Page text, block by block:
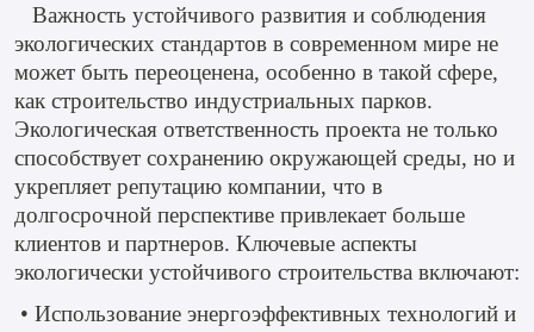
Важность устойчивого развития и соблюдения
экологических стандартов в современном мире не
может быть переоценена, особенно в такой сфере,
как строительство индустриальных парков.
Экологическая ответственность проекта не только
способствует сохранению окружающей среды, но и
укрепляет репутацию компании, что в
долгосрочной перспективе привлекает больше
клиентов и партнеров. Ключевые аспекты
экологически устойчивого строительства включают:
• Использование энергоэффективных технологий и